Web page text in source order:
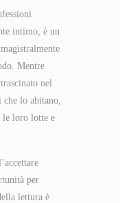
intimo, è un
Mentre
nel
che lo abitano,
le loro lotte e
per
lettura è